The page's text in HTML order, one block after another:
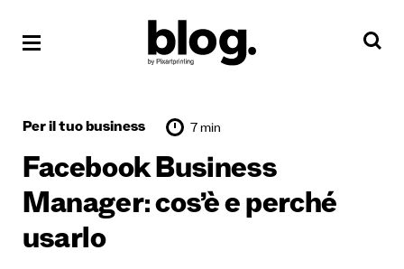
Per il tuo business 7 min
Facebook Business
Manager: cos’è e perché
usarlo